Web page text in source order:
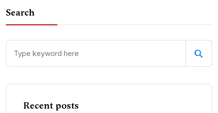
Search
Recent posts